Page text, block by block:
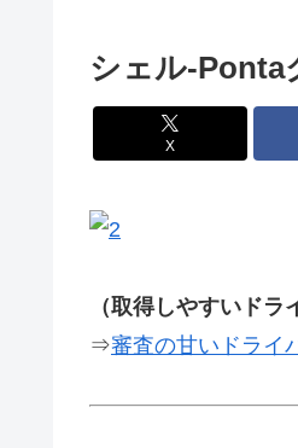
シェル-Ponta
X
（取得しやすいドラ
⇒審査の甘いドライ